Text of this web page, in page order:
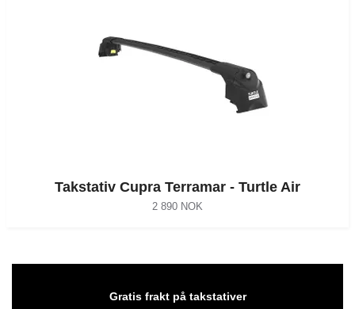
Takstativ Cupra Terramar - Turtle Air
2 890 NOK
Gratis frakt på takstativer